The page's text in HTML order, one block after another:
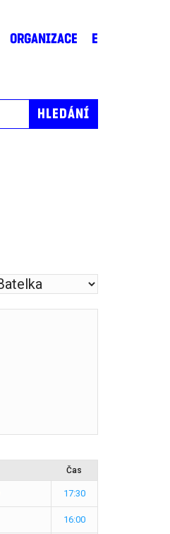
ORGANIZACE E
Čas
17:30
16:00